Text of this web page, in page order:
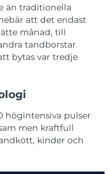
än traditionella
att det endast
månad, till
tandborstar
bytas var tredje
högintensiva pulser
men kraftfull
kinder och
Man
Förväntad leverans8/14/26
Förväntad leverans
Förväntad leverans 8/13/26
Förväntad leverans